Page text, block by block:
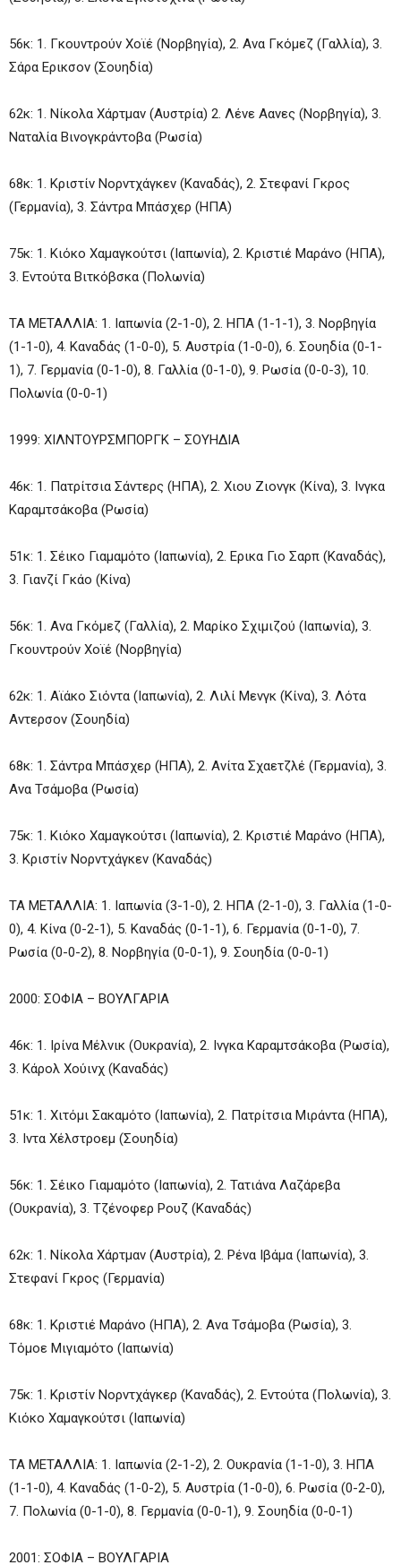
56κ: 1. Γκουντρούν Χοϊέ (Νορβηγία), 2. Ανα Γκόμεζ (Γαλλία), 3.
Σάρα Ερικσον (Σουηδία)
62κ: 1. Νίκολα Χάρτμαν (Αυστρία) 2. Λένε Αανες (Νορβηγία), 3.
Ναταλία Βινογκράντοβα (Ρωσία)
68κ: 1. Κριστίν Νορντχάγκεν (Καναδάς), 2. Στεφανί Γκρος
(Γερμανία), 3. Σάντρα Μπάσχερ (ΗΠΑ)
75κ: 1. Κιόκο Χαμαγκούτσι (Ιαπωνία), 2. Κριστιέ Μαράνο (ΗΠΑ),
3. Εντούτα Βιτκόβσκα (Πολωνία)
ΤΑ ΜΕΤΑΛΛΙΑ: 1. Ιαπωνία (2-1-0), 2. ΗΠΑ (1-1-1), 3. Νορβηγία
(1-1-0), 4. Καναδάς (1-0-0), 5. Αυστρία (1-0-0), 6. Σουηδία (0-1-
1), 7. Γερμανία (0-1-0), 8. Γαλλία (0-1-0), 9. Ρωσία (0-0-3), 10.
Πολωνία (0-0-1)
1999: ΧΙΛΝΤΟΥΡΣΜΠΟΡΓΚ – ΣΟΥΗΔΙΑ
46κ: 1. Πατρίτσια Σάντερς (ΗΠΑ), 2. Χιου Ζιονγκ (Κίνα), 3. Ινγκα
Καραμτσάκοβα (Ρωσία)
51κ: 1. Σέικο Γιαμαμότο (Ιαπωνία), 2. Ερικα Γιο Σαρπ (Καναδάς),
3. Γιανζί Γκάο (Κίνα)
56κ: 1. Ανα Γκόμεζ (Γαλλία), 2. Μαρίκο Σχιμιζού (Ιαπωνία), 3.
Γκουντρούν Χοϊέ (Νορβηγία)
62κ: 1. Αϊάκο Σιόντα (Ιαπωνία), 2. Λιλί Μενγκ (Κίνα), 3. Λότα
Αντερσον (Σουηδία)
68κ: 1. Σάντρα Μπάσχερ (ΗΠΑ), 2. Ανίτα Σχαετζλέ (Γερμανία), 3.
Ανα Τσάμοβα (Ρωσία)
75κ: 1. Κιόκο Χαμαγκούτσι (Ιαπωνία), 2. Κριστιέ Μαράνο (ΗΠΑ),
3. Κριστίν Νορντχάγκεν (Καναδάς)
ΤΑ ΜΕΤΑΛΛΙΑ: 1. Ιαπωνία (3-1-0), 2. ΗΠΑ (2-1-0), 3. Γαλλία (1-0-
0), 4. Κίνα (0-2-1), 5. Καναδάς (0-1-1), 6. Γερμανία (0-1-0), 7.
Ρωσία (0-0-2), 8. Νορβηγία (0-0-1), 9. Σουηδία (0-0-1)
2000: ΣΟΦΙΑ – ΒΟΥΛΓΑΡΙΑ
46κ: 1. Ιρίνα Μέλνικ (Ουκρανία), 2. Ινγκα Καραμτσάκοβα (Ρωσία),
3. Κάρολ Χούινχ (Καναδάς)
51κ: 1. Χιτόμι Σακαμότο (Ιαπωνία), 2. Πατρίτσια Μιράντα (ΗΠΑ),
3. Ιντα Χέλστροεμ (Σουηδία)
56κ: 1. Σέικο Γιαμαμότο (Ιαπωνία), 2. Τατιάνα Λαζάρεβα
(Ουκρανία), 3. Τζένοφερ Ρουζ (Καναδάς)
62κ: 1. Νίκολα Χάρτμαν (Αυστρία), 2. Ρένα Ιβάμα (Ιαπωνία), 3.
Στεφανί Γκρος (Γερμανία)
68κ: 1. Κριστιέ Μαράνο (ΗΠΑ), 2. Ανα Τσάμοβα (Ρωσία), 3.
Τόμοε Μιγιαμότο (Ιαπωνία)
75κ: 1. Κριστίν Νορντχάγκερ (Καναδάς), 2. Εντούτα (Πολωνία), 3.
Κιόκο Χαμαγκούτσι (Ιαπωνία)
ΤΑ ΜΕΤΑΛΛΙΑ: 1. Ιαπωνία (2-1-2), 2. Ουκρανία (1-1-0), 3. ΗΠΑ
(1-1-0), 4. Καναδάς (1-0-2), 5. Αυστρία (1-0-0), 6. Ρωσία (0-2-0),
7. Πολωνία (0-1-0), 8. Γερμανία (0-0-1), 9. Σουηδία (0-0-1)
2001: ΣΟΦΙΑ – ΒΟΥΛΓΑΡΙΑ